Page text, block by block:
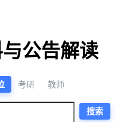
公告解读
考研 教师
搜索